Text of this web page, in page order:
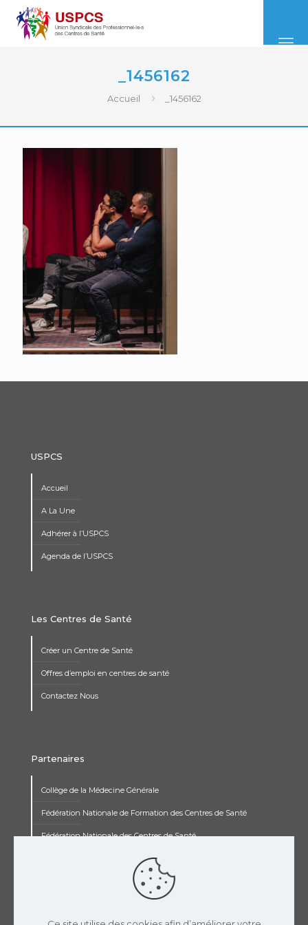
_1456162
Accueil _1456162
USPCS
Accueil
A La Une
Adhérer à l’USPCS
Agenda de l’USPCS
Les Centres de Santé
Créer un Centre de Santé
Offres d’emploi en centres de santé
Contactez Nous
Partenaires
Collège de la Médecine Générale
Fédération Nationale de Formation des Centres de Santé
Fédération Nationale des Centres de Santé
Institut de Recherche Jean François Rey